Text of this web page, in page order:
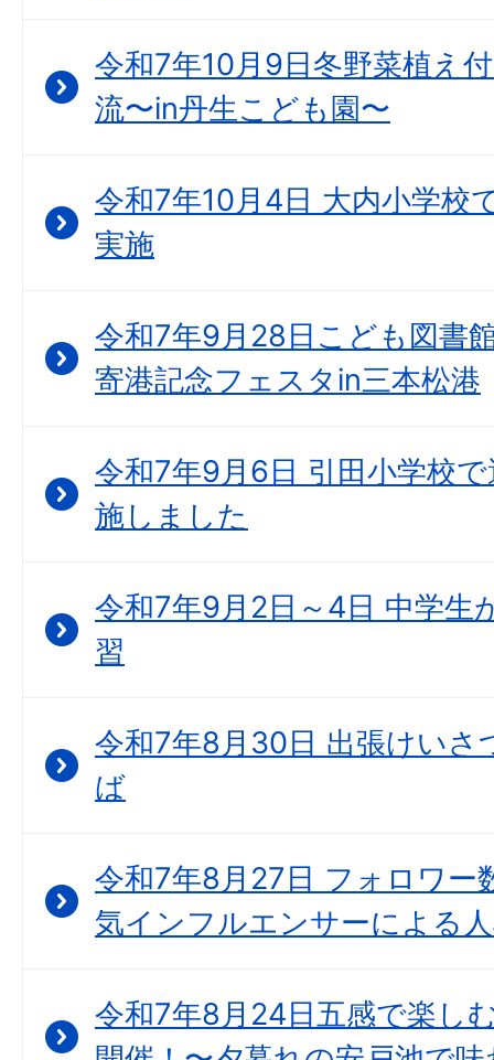
令和7年10月9日冬野菜植え
流〜in丹生こども園〜
令和7年10月4日 大内小学校
実施
令和7年9月28日こども図書
寄港記念フェスタin三本松港
令和7年9月6日 引田小学校
施しました
令和7年9月2日～4日 中学生
習
令和7年8月30日 出張けいさ
ば
令和7年8月27日 フォロワー
気インフルエンサーによる
令和7年8月24日五感で楽し